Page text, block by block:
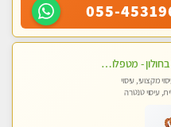
055-
ספא חדש בחולון - מטפלות מקצועיות ברמה גבוהה מומלץ מאוד !!! . . highly recommended..new in the city -אין פרטים נוספים במקום -ללא מין !!ממתינה לך שתגיע
מקצועי, עיסוי
עיסוי טנטרה